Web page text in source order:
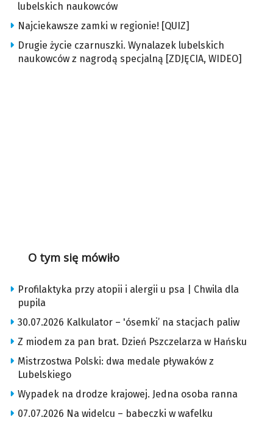
lubelskich naukowców
Najciekawsze zamki w regionie! [QUIZ]
Drugie życie czarnuszki. Wynalazek lubelskich
naukowców z nagrodą specjalną [ZDJĘCIA, WIDEO]
O tym się mówiło
Profilaktyka przy atopii i alergii u psa | Chwila dla
pupila
30.07.2026 Kalkulator – 'ósemki’ na stacjach paliw
Z miodem za pan brat. Dzień Pszczelarza w Hańsku
Mistrzostwa Polski: dwa medale pływaków z
Lubelskiego
Wypadek na drodze krajowej. Jedna osoba ranna
07.07.2026 Na widelcu – babeczki w wafelku